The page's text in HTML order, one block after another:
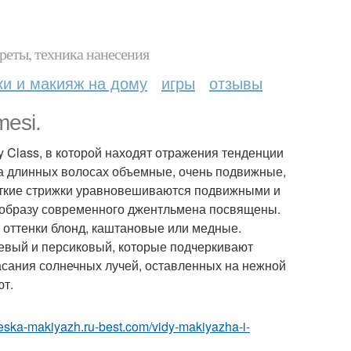
техника нанесения
и макияж на дому игры отзывы
в которой находят отражения тенденции
длинных волосах объемные, очень подвижные,
стрижки уравновешиваются подвижными и
современного джентльмена посвящены.
оттенки блонд, каштановые или медные.
и персиковый, которые подчеркивают
солнечных лучей, оставленных на нежной
makiyazh.ru-best.com/vidy-makiyazha-i-